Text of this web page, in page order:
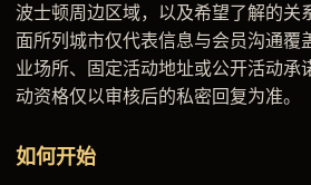
波士顿周边区域，以及希望了解的关
面所列城市仅代表信息与会员沟通覆
业场所、固定活动地址或公开活动承
动资格仅以审核后的私密回复为准。
如何开始